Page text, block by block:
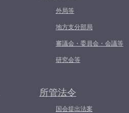
外局等
地方支分部局
審議会・委員会・会議等
研究会等
所管法令
国会提出法案